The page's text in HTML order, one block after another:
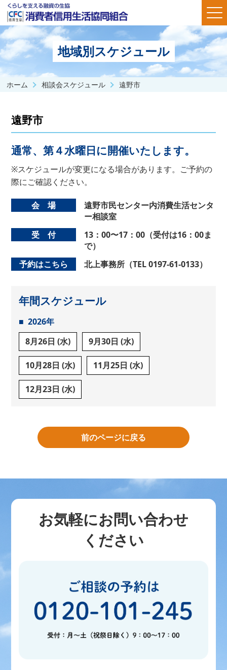
地域別スケジュール
ホーム 相談会スケジュール 遠野市
遠野市
通常、第４水曜日に開催いたします。
※スケジュールが変更になる場合があります。ご予約の
際にご確認ください。
会 場
遠野市民センター内消費生活センタ
ー相談室
受 付
13：00〜17：00（受付は16：00ま
で）
予約はこちら
北上事務所（TEL 0197-61-0133）
年間スケジュール
2026年
8月26日 (水)
9月30日 (水)
10月28日 (水) 11月25日 (水)
12月23日 (水)
前のページに戻る
お気軽にお問い合わせ
ください